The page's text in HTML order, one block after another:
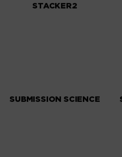
STACKER2
SUBMISSION SCIENCE